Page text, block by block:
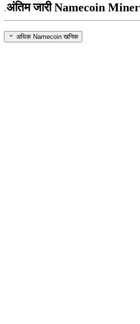
अंतिम जारी Namecoin
अधिक Namecoin खनिक